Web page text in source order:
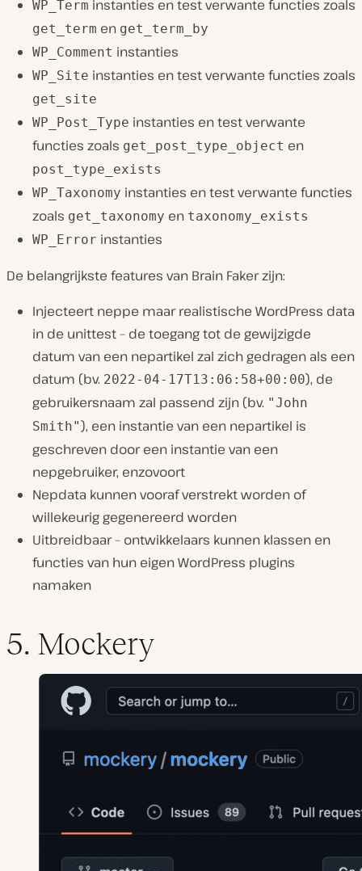
WP_Term instanties en test verwante functies zoals
get_term en get_term_by
WP_Comment instanties
WP_Site instanties en test verwante functies zoals
get_site
WP_Post_Type instanties en test verwante
functies zoals get_post_type_object en
post_type_exists
WP_Taxonomy instanties en test verwante functies
zoals get_taxonomy en taxonomy_exists
WP_Error instanties
De belangrijkste features van Brain Faker zijn:
Injecteert neppe maar realistische WordPress data
in de unittest – de toegang tot de gewijzigde
datum van een nepartikel zal zich gedragen als een
datum (bv. 2022-04-17T13:06:58+00:00), de
gebruikersnaam zal passend zijn (bv. "John
Smith"), een instantie van een nepartikel is
geschreven door een instantie van een
nepgebruiker, enzovoort
Nepdata kunnen vooraf verstrekt worden of
willekeurig gegenereerd worden
Uitbreidbaar – ontwikkelaars kunnen klassen en
functies van hun eigen WordPress plugins
namaken
5. Mockery